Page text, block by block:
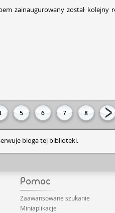
zainaugurowany został kolejny
5 6 7 8
bloga tej biblioteki.
Zaawansowane szukanie
Miniaplikacje